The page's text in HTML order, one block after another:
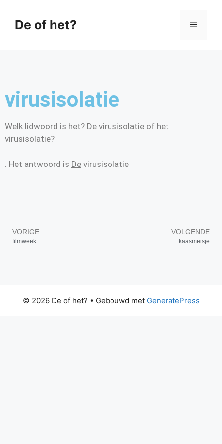
De of het?
virusisolatie
Welk lidwoord is het? De virusisolatie of het
virusisolatie?
. Het antwoord is De virusisolatie
VORIGE
filmweek
VOLGENDE
kaasmeisje
© 2026 De of het? • Gebouwd met GeneratePress